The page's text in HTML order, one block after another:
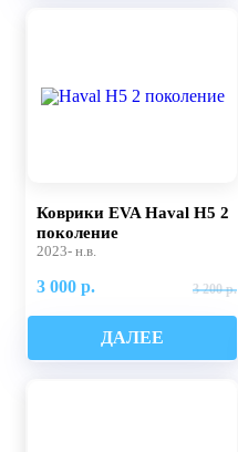
Коврики EVA Haval H5 2
поколение
2023- н.в.
3 000 р. 3 200 р.
ДАЛЕЕ